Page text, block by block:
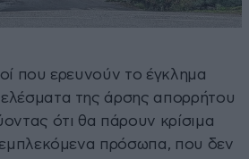
που ερευνούν το έγκλημα
της άρσης απορρήτου
ότι θα πάρουν κρίσιμα
εμπλεκόμενα πρόσωπα, που δεν